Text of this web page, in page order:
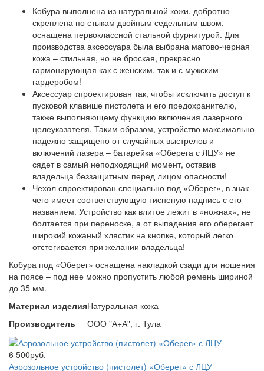
Кобура выполнена из натуральной кожи, добротно
скреплена по стыкам двойным седельным швом,
оснащена первоклассной стальной фурнитурой. Для
производства аксессуара была выбрана матово-черная
кожа – стильная, но не броская, прекрасно
гармонирующая как с женским, так и с мужским
гардеробом!
Аксессуар спроектирован так, чтобы исключить доступ к
пусковой клавише пистолета и его предохранителю,
также выполняющему функцию включения лазерного
целеуказателя. Таким образом, устройство максимально
надежно защищено от случайных выстрелов и
включений лазера – батарейка «Оберега с ЛЦУ» не
сядет в самый неподходящий момент, оставив
владельца беззащитным перед лицом опасности!
Чехол спроектирован специально под «Оберег», в знак
чего имеет соответствующую тисненую надпись с его
названием. Устройство как влитое лежит в «ножнах», не
болтается при переноске, а от выпадения его оберегает
широкий кожаный хлястик на кнопке, который легко
отстегивается при желании владельца!
Кобура под «Оберег» оснащена накладкой сзади для ношения
на поясе – под нее можно пропустить любой ремень шириной
до 35 мм.
Материал изделияНатуральная кожа
Производитель
ООО "А+А", г. Тула
6 500руб.
Аэрозольное устройство (пистолет) «Оберег» с ЛЦУ